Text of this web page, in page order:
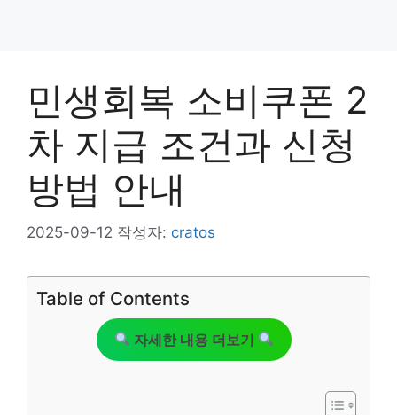
민생회복 소비쿠폰 2
차 지급 조건과 신청
방법 안내
2025-09-12 작성자: cratos
Table of Contents
자세한 내용 더보기